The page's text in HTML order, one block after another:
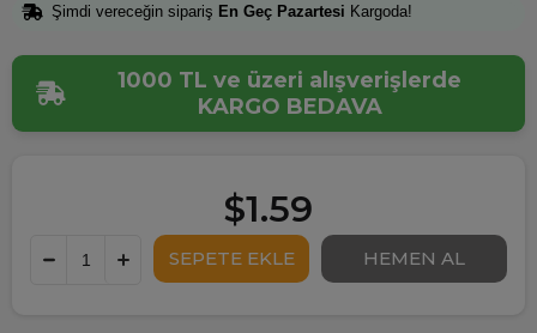
Şimdi vereceğin sipariş En Geç Pazartesi Kargoda!
1000 TL ve üzeri alışverişlerde
KARGO BEDAVA
$1.59